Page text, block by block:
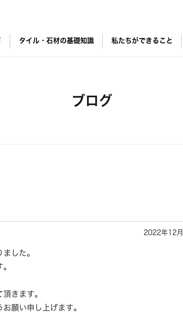
タイル・石材の基礎知識 私たちができること
ブログ
2022年12
した。
きます。
願い申し上げます。